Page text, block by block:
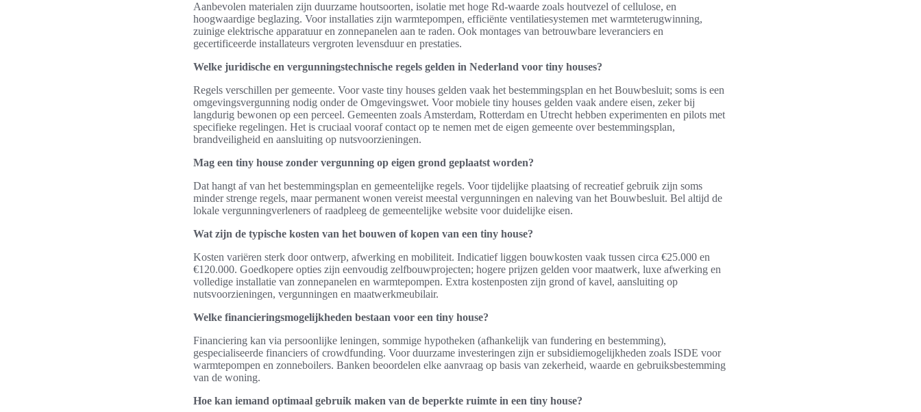
Aanbevolen materialen zijn duurzame houtsoorten, isolatie met hoge Rd-waarde zoals houtvezel of cellulose, en
hoogwaardige beglazing. Voor installaties zijn warmtepompen, efficiënte ventilatiesystemen met warmteterugwinning,
zuinige elektrische apparatuur en zonnepanelen aan te raden. Ook montages van betrouwbare leveranciers en
gecertificeerde installateurs vergroten levensduur en prestaties.
Welke juridische en vergunningstechnische regels gelden in Nederland voor tiny houses?
Regels verschillen per gemeente. Voor vaste tiny houses gelden vaak het bestemmingsplan en het Bouwbesluit; soms is een
omgevingsvergunning nodig onder de Omgevingswet. Voor mobiele tiny houses gelden vaak andere eisen, zeker bij
langdurig bewonen op een perceel. Gemeenten zoals Amsterdam, Rotterdam en Utrecht hebben experimenten en pilots met
specifieke regelingen. Het is cruciaal vooraf contact op te nemen met de eigen gemeente over bestemmingsplan,
brandveiligheid en aansluiting op nutsvoorzieningen.
Mag een tiny house zonder vergunning op eigen grond geplaatst worden?
Dat hangt af van het bestemmingsplan en gemeentelijke regels. Voor tijdelijke plaatsing of recreatief gebruik zijn soms
minder strenge regels, maar permanent wonen vereist meestal vergunningen en naleving van het Bouwbesluit. Bel altijd de
lokale vergunningverleners of raadpleeg de gemeentelijke website voor duidelijke eisen.
Wat zijn de typische kosten van het bouwen of kopen van een tiny house?
Kosten variëren sterk door ontwerp, afwerking en mobiliteit. Indicatief liggen bouwkosten vaak tussen circa €25.000 en
€120.000. Goedkopere opties zijn eenvoudig zelfbouwprojecten; hogere prijzen gelden voor maatwerk, luxe afwerking en
volledige installatie van zonnepanelen en warmtepompen. Extra kostenposten zijn grond of kavel, aansluiting op
nutsvoorzieningen, vergunningen en maatwerkmeubilair.
Welke financieringsmogelijkheden bestaan voor een tiny house?
Financiering kan via persoonlijke leningen, sommige hypotheken (afhankelijk van fundering en bestemming),
gespecialiseerde financiers of crowdfunding. Voor duurzame investeringen zijn er subsidiemogelijkheden zoals ISDE voor
warmtepompen en zonneboilers. Banken beoordelen elke aanvraag op basis van zekerheid, waarde en gebruiksbestemming
van de woning.
Hoe kan iemand optimaal gebruik maken van de beperkte ruimte in een tiny house?